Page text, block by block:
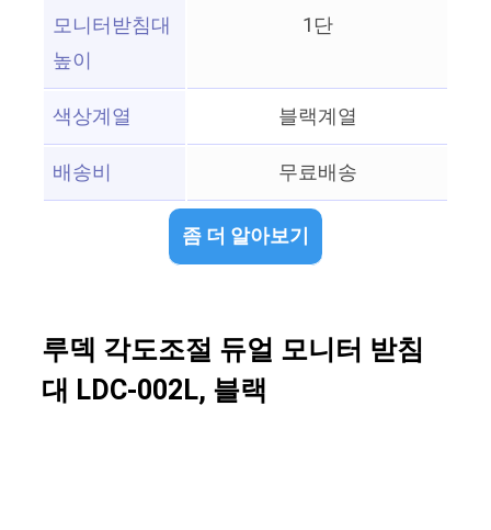
모니터받침대
높이
1단
색상계열
블랙계열
배송비
무료배송
좀 더 알아보기
루덱 각도조절 듀얼 모니터 받침
대 LDC-002L, 블랙